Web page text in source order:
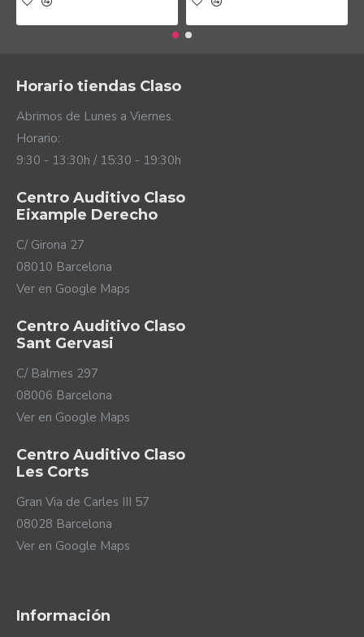
Horario tiendas Claso
Abrimos de Lunes a Viernes.
Horario:
9:30 - 13:30h / 15:30 - 19:30h
Centro Auditivo Claso
Eixample Derecho
C/ Girona 27
08010 Barcelona
Ver en Google Maps
Centro Auditivo Claso
Sant Gervasi
C/ Balmes 297
08006 Barcelona
Ver en Google Maps
Centro Auditivo Claso
Les Corts
Gran Via de Carles III 57
08028 Barcelona
Ver en Google Maps
Información